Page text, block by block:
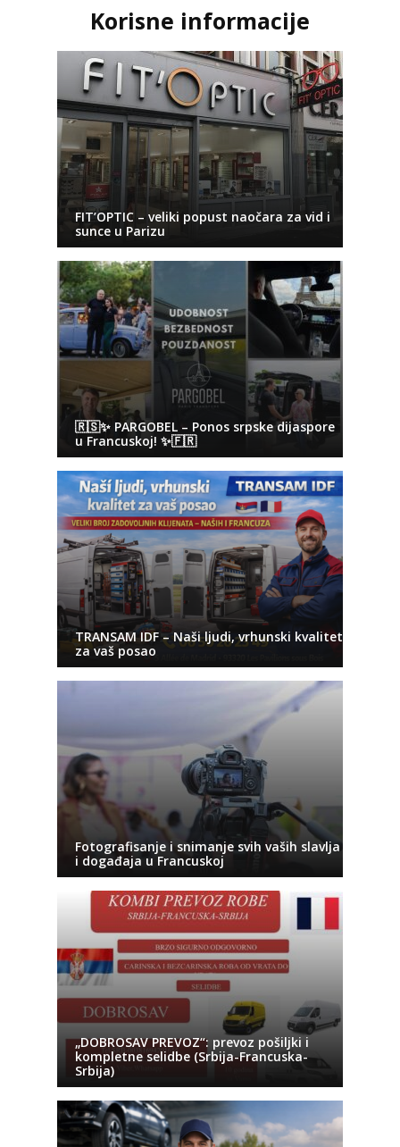
Korisne informacije
FIT’OPTIC – veliki popust naočara za vid i
sunce u Parizu
🇷🇸✨ PARGOBEL – Ponos srpske dijaspore
u Francuskoj! ✨🇫🇷
TRANSAM IDF – Naši ljudi, vrhunski kvalitet
za vaš posao
Fotografisanje i snimanje svih vaših slavlja
i događaja u Francuskoj
„DOBROSAV PREVOZ“: prevoz pošiljki i
kompletne selidbe (Srbija-Francuska-
Srbija)